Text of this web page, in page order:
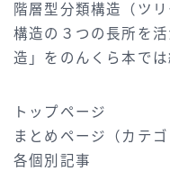
階層型分類構造（ツ
構造の３つの長所を
造」をのんくら本では
トップページ
まとめページ（カテゴ
各個別記事